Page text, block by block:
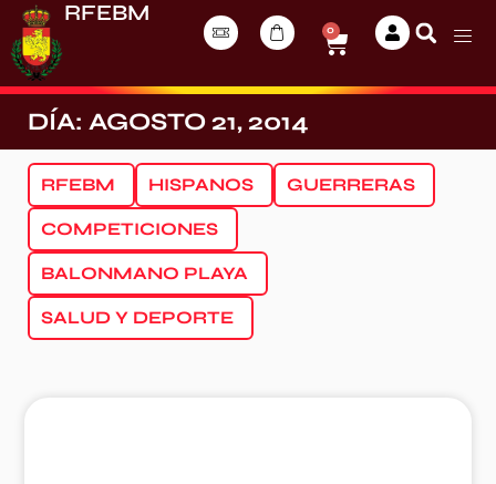
RFEBM
0
DÍA: AGOSTO 21, 2014
RFEBM HISPANOS GUERRERAS
COMPETICIONES
BALONMANO PLAYA
SALUD Y DEPORTE